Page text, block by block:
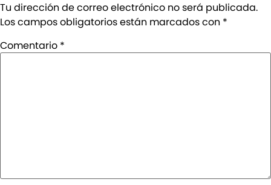
Tu dirección de correo electrónico no será publicada.
Los campos obligatorios están marcados con *
Comentario *